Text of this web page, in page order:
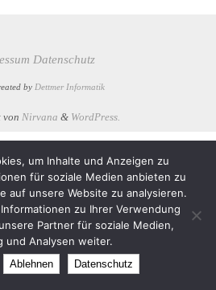
Datenschutz
by Dettmer Informatik
von Nirvana & WordPress.
um Inhalte und Anzeigen zu
für soziale Medien anbieten zu
auf unsere Website zu analysieren.
zu Ihrer Verwendung
Partner für soziale Medien,
und Analysen weiter.
Ablehnen Datenschutz